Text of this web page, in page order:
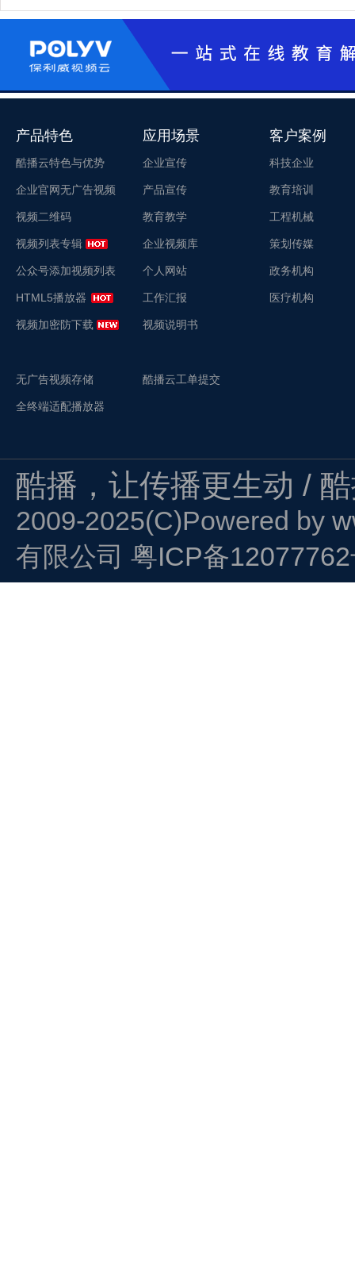
产品特色
酷播云特色与优势
企业官网无广告视频
视频二维码
视频列表专辑
公众号添加视频列表
HTML5播放器
视频加密防下载
无广告视频存储
全终端适配播放器
应用场景
企业宣传
产品宣传
教育教学
企业视频库
个人网站
工作汇报
视频说明书
酷播云工单提交
客户案例
科技企业
教育培训
工程机械
策划传媒
政务机构
医疗机构
酷播，让传播更生动 /
2009-2025(C)Powered by
有限公司 粤ICP备